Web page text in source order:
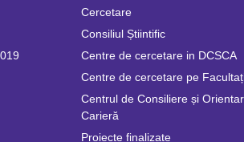
Cercetare
Consiliul Știintific
Centre de cercetare in DCSCA
Centre de cercetare pe
Centrul de Consiliere și
Carieră
Proiecte finalizate